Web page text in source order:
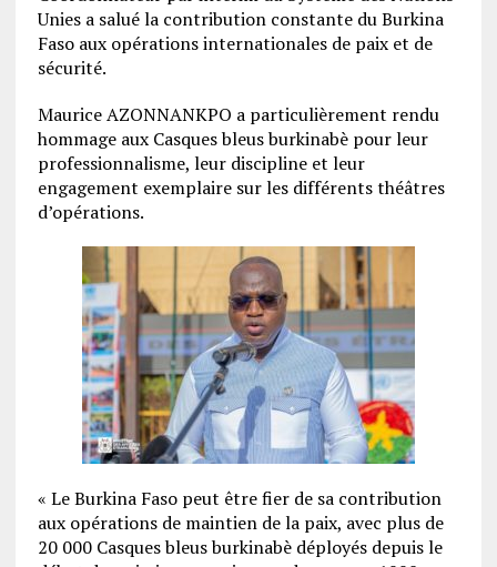
Unies a salué la contribution constante du Burkina
Faso aux opérations internationales de paix et de
sécurité.
Maurice AZONNANKPO a particulièrement rendu
hommage aux Casques bleus burkinabè pour leur
professionnalisme, leur discipline et leur
engagement exemplaire sur les différents théâtres
d’opérations.
« Le Burkina Faso peut être fier de sa contribution
aux opérations de maintien de la paix, avec plus de
20 000 Casques bleus burkinabè déployés depuis le